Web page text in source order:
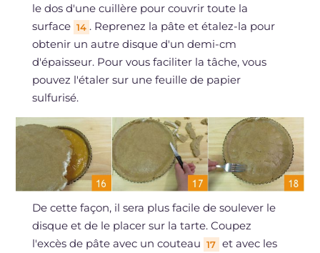
le dos d'une cuillère pour couvrir toute la
surface 14 . Reprenez la pâte et étalez-la pour
obtenir un autre disque d'un demi-cm
d'épaisseur. Pour vous faciliter la tâche, vous
pouvez l'étaler sur une feuille de papier
sulfurisé.
De cette façon, il sera plus facile de soulever le
disque et de le placer sur la tarte. Coupez
l'excès de pâte avec un couteau 17 et avec les